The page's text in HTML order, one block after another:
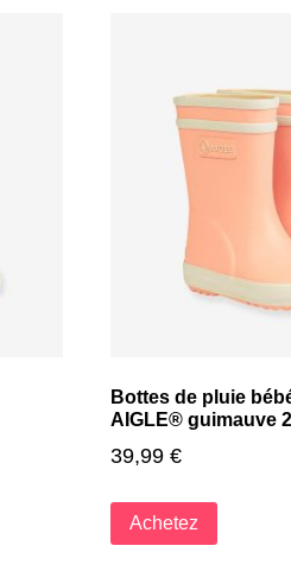
Bottes de pluie
AIGLE® guimauve
39,99 €
Achetez